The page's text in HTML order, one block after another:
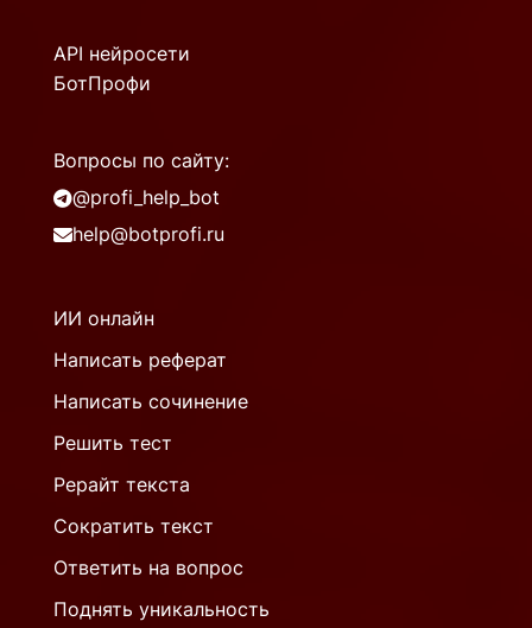
API нейросети
БотПрофи
Вопросы по сайту:
@profi_help_bot
help@botprofi.ru
ИИ онлайн
Написать реферат
Написать сочинение
Решить тест
Рерайт текста
Сократить текст
Ответить на вопрос
Поднять уникальность